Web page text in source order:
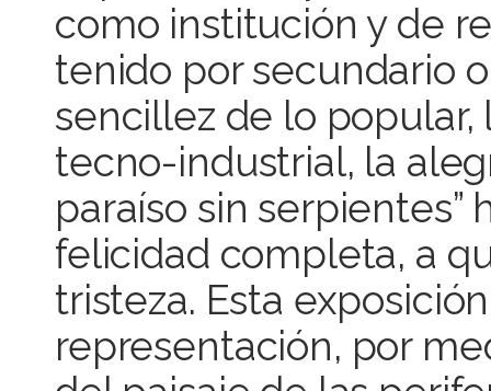
como institución y de
tenido por secundario
sencillez de lo
tecno-industrial, la
paraíso sin
felicidad completa, a
tristeza. Esta
representación, por